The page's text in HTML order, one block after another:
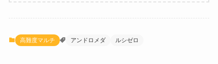
高難度マルチ アンドロメダ ルシゼロ